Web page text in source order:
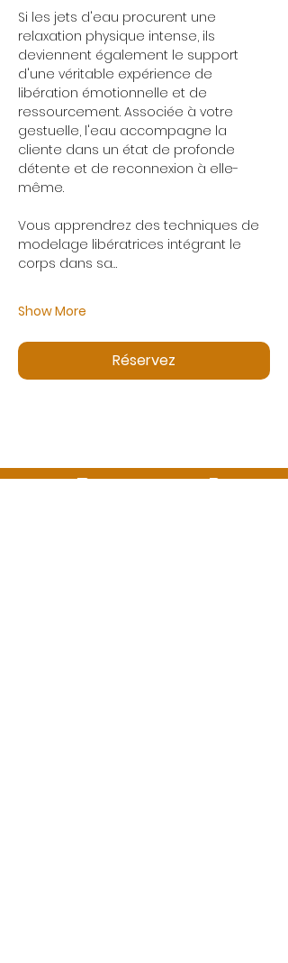
Si les jets d'eau procurent une
relaxation physique intense, ils
deviennent également le support
d'une véritable expérience de
libération émotionnelle et de
ressourcement. Associée à votre
gestuelle, l'eau accompagne la
cliente dans un état de profonde
détente et de reconnexion à elle-
même.
Vous apprendrez des techniques de
modelage libératrices intégrant le
corps dans sa…
Show More
Réservez
Des questions ?